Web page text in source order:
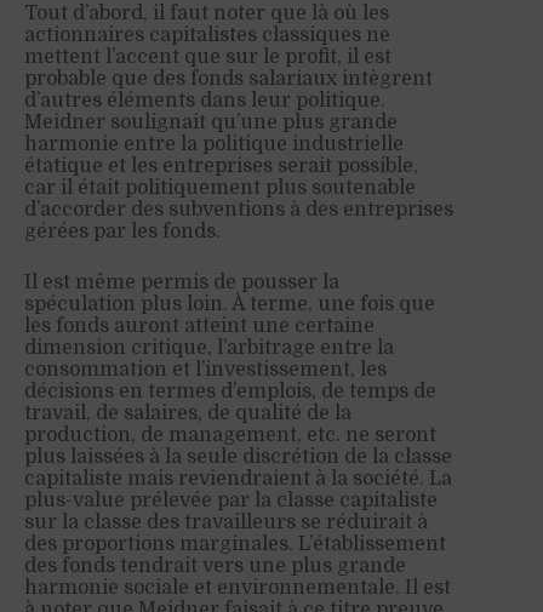
Tout d’abord, il faut noter que là où les
actionnaires capitalistes classiques ne
mettent l’accent que sur le profit, il est
probable que des fonds salariaux intègrent
d’autres éléments dans leur politique.
Meidner soulignait qu’une plus grande
harmonie entre la politique industrielle
étatique et les entreprises serait possible,
car il était politiquement plus soutenable
d’accorder des subventions à des entreprises
gérées par les fonds.
Il est même permis de pousser la
spéculation plus loin. À terme, une fois que
les fonds auront atteint une certaine
dimension critique, l’arbitrage entre la
consommation et l’investissement, les
décisions en termes d’emplois, de temps de
travail, de salaires, de qualité de la
production, de management, etc. ne seront
plus laissées à la seule discrétion de la classe
capitaliste mais reviendraient à la société. La
plus-value prélevée par la classe capitaliste
sur la classe des travailleurs se réduirait à
des proportions marginales. L’établissement
des fonds tendrait vers une plus grande
harmonie sociale et environnementale. Il est